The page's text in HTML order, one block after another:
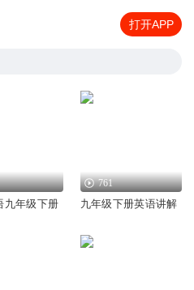
打开APP
九年级下册
761
九年级下册英语讲解